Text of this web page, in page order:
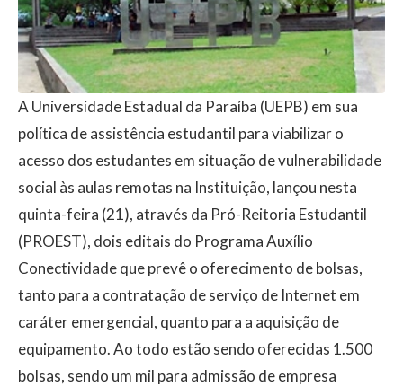
A Universidade Estadual da Paraíba (UEPB) em sua
política de assistência estudantil para viabilizar o
acesso dos estudantes em situação de vulnerabilidade
social às aulas remotas na Instituição, lançou nesta
quinta-feira (21), através da Pró-Reitoria Estudantil
(PROEST), dois editais do Programa Auxílio
Conectividade que prevê o oferecimento de bolsas,
tanto para a contratação de serviço de Internet em
caráter emergencial, quanto para a aquisição de
equipamento. Ao todo estão sendo oferecidas 1.500
bolsas, sendo um mil para admissão de empresa